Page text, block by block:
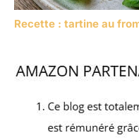
Recette : tartine au